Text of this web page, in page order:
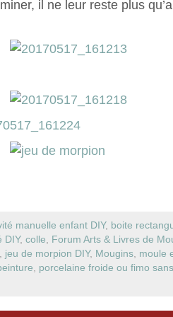
il ne leur reste plus
manuelle enfant DIY, boite
DIY, colle, Forum Arts & Livres de
, jeu de morpion DIY, Mougins, moule
, porcelaine froide ou fimo